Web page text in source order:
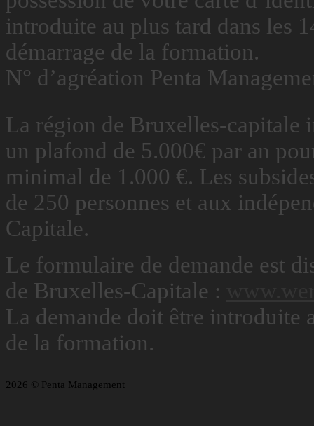
introduite au plus tard dans les
démarrage de la formation.
N° d’agréation Penta
La région de Bruxelles-capitale
un plafond de 5.000€ par an
minimal de 1.000 €. Les
de 250 personnes et aux
Capitale.
Le formulaire de demande est
de Bruxelles-Capitale :
La demande doit être introduite
de la formation.
2026 © Penta Management